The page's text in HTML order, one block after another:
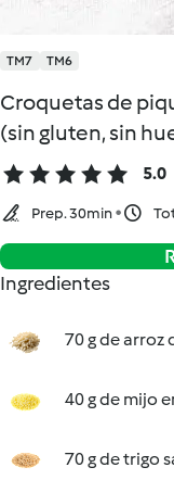
TM7 TM6
Croquetas de
(sin gluten, sin
5.0
Prep. 30min
Ingredientes
70 g de arroz
40 g de mijo
70 g de trigo